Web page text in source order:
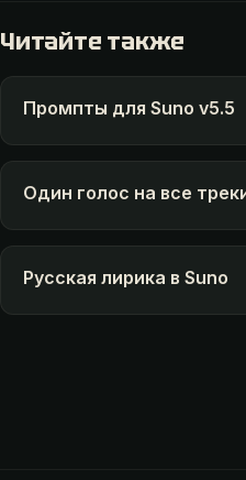
Читайте также
Промпты для Suno v5.5
Один голос на все
Русская лирика в Suno